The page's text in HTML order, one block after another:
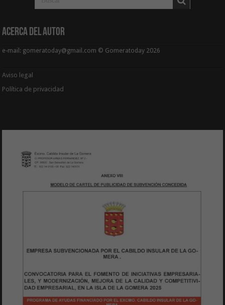
Acerca del Autor
e-mail: gomeratoday@gmail.com © Gomeratoday 2026
Aviso legal
Política de privacidad